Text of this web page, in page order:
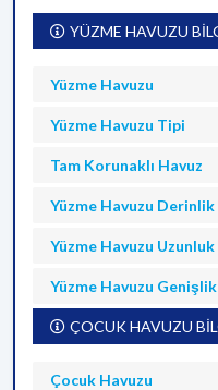
YÜZME HAVUZU
Yüzme Havuzu
Yüzme Havuzu Tipi
Tam Korunaklı Havuz
Yüzme Havuzu Derinlik
Yüzme Havuzu Uzunluk
Yüzme Havuzu Genişlik
ÇOCUK HAVUZU
Çocuk Havuzu